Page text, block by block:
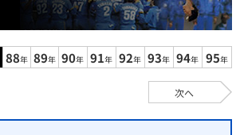
88年 89年 90年 91年 92年 93年 94年 95年
次へ